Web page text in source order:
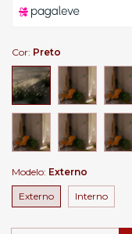
Cor: Preto
Modelo: Externo
Externo Interno